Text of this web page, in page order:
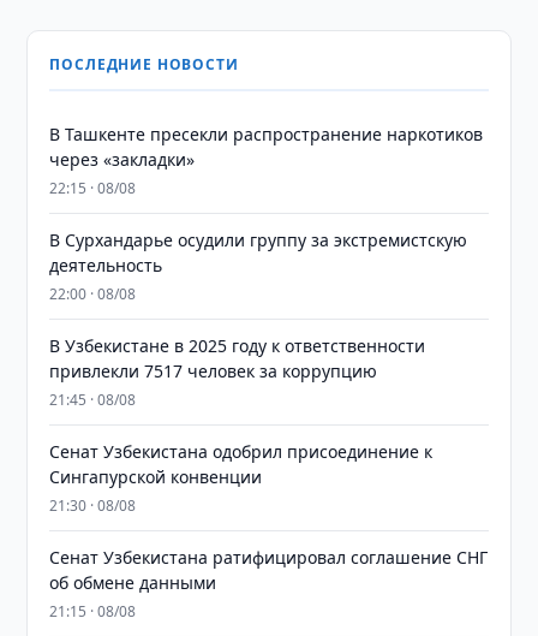
ПОСЛЕДНИЕ НОВОСТИ
В Ташкенте пресекли распространение наркотиков
через «закладки»
22:15 · 08/08
В Сурхандарье осудили группу за экстремистскую
деятельность
22:00 · 08/08
В Узбекистане в 2025 году к ответственности
привлекли 7517 человек за коррупцию
21:45 · 08/08
Сенат Узбекистана одобрил присоединение к
Сингапурской конвенции
21:30 · 08/08
Сенат Узбекистана ратифицировал соглашение СНГ
об обмене данными
21:15 · 08/08